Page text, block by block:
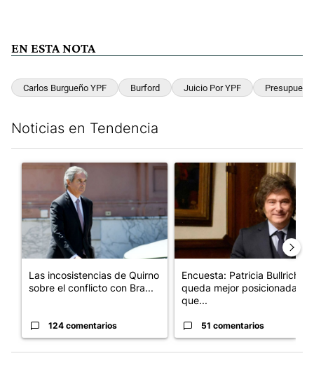
EN ESTA NOTA
Carlos Burgueño YPF Burford Juicio Por YPF
Noticias en Tendencia
Un artículo de tendencia con el título "Las incosistencias de
Las incosistencias de Quirno
sobre el conflicto con Bra...
124 comentarios
Un artículo de tendencia con
Encuesta: Patricia Bullrich
queda mejor posicionada
que...
51 comentarios